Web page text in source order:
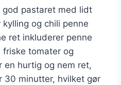
god pastaret med lidt
og chili penne
ret inkluderer penne
tomater og
en hurtig og nem ret,
30 minutter, hvilket gør